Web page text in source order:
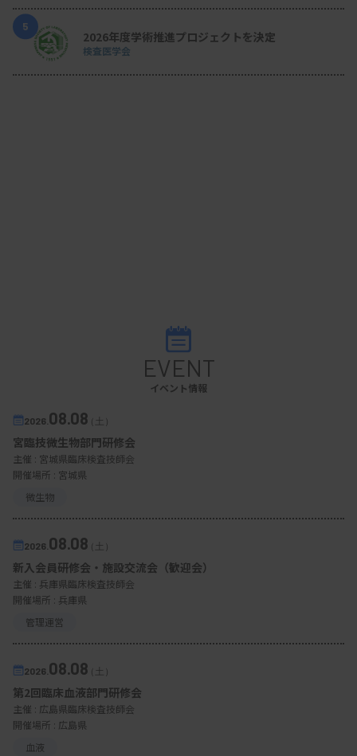
5
2026年度学術推進プロジェクトを決定
検査医学会
EVENT
イベント情報
2026. 08.08（土）
宮臨技微生物部門研修会
主催 : 宮城県臨床検査技師会
開催場所 : 宮城県
微生物
2026. 08.08（土）
新入会員研修会・施設交流会（歓迎会）
主催 : 兵庫県臨床検査技師会
開催場所 : 兵庫県
管理運営
2026. 08.08（土）
第2回臨床血液部門研修会
主催 : 広島県臨床検査技師会
開催場所 : 広島県
血液